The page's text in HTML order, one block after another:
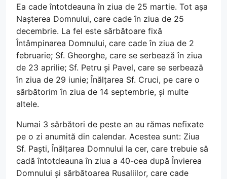
Ea cade întotdeauna în ziua de 25 martie. Tot așa
Nașterea Domnului, care cade în ziua de 25
decembrie. La fel este sărbătoare fixă
Întâmpinarea Domnului, care cade în ziua de 2
februarie; Sf. Gheorghe, care se serbează în ziua
de 23 aprilie; Sf. Petru și Pavel, care se serbează
în ziua de 29 iunie; Înălțarea Sf. Cruci, pe care o
sărbătorim în ziua de 14 septembrie, și multe
altele.
Numai 3 sărbători de peste an au rămas nefixate
pe o zi anumită din calendar. Acestea sunt: Ziua
Sf. Paști, Înălțarea Domnului la cer, care trebuie să
cadă întotdeauna în ziua a 40-cea după Învierea
Domnului și sărbătoarea Rusaliilor, care cade